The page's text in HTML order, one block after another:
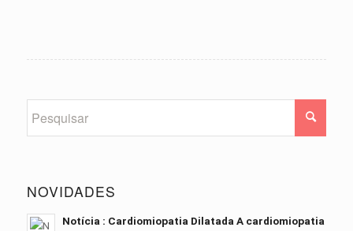
NOVIDADES
Notícia : Cardiomiopatia Dilatada A cardiomiopatia